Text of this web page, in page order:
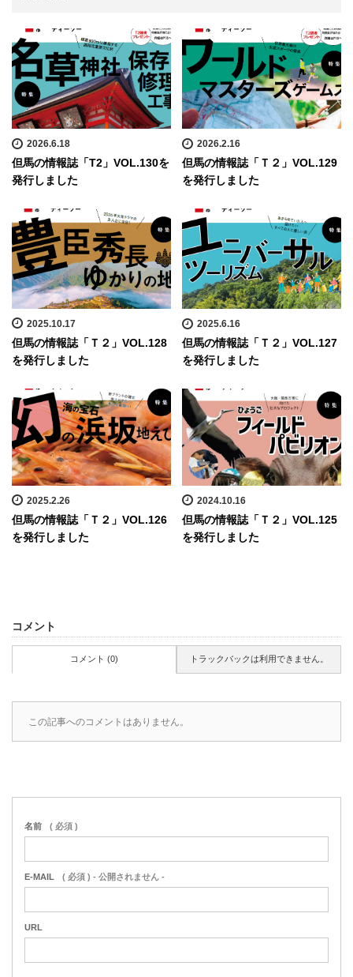
2026.6.18
但馬の情報誌「T2」VOL.130を
発行しました
2026.2.16
但馬の情報誌「Ｔ２」VOL.129
を発行しました
2025.10.17
但馬の情報誌「Ｔ２」VOL.128
を発行しました
2025.6.16
但馬の情報誌「Ｔ２」VOL.127
を発行しました
2025.2.26
但馬の情報誌「Ｔ２」VOL.126
を発行しました
2024.10.16
但馬の情報誌「Ｔ２」VOL.125
を発行しました
コメント
コメント (0) トラックバックは利用できません。
この記事へのコメントはありません。
名前 ( 必須 )
E-MAIL ( 必須 ) - 公開されません -
URL